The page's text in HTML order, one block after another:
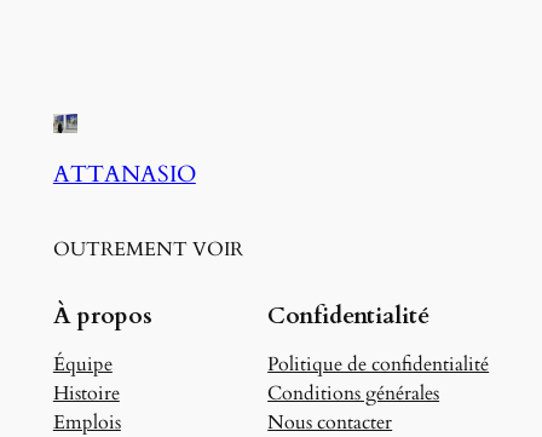
ATTANASIO
OUTREMENT VOIR
À propos
Équipe
Histoire
Emplois
Confidentialité
Politique de confidentialité
Conditions générales
Nous contacter